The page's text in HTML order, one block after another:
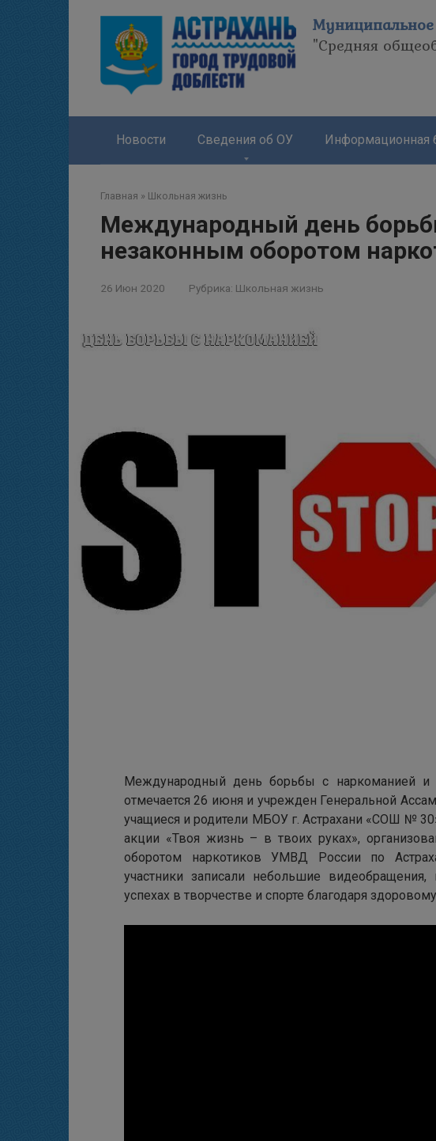
Муниципальное
"Средняя
Новости Сведения об ОУ Информационная
Главная » Школьная жизнь
Международный день
незаконным оборотом
26 Июн 2020 Рубрика: Школьная жизнь
Международный день борьбы с наркоманией и
отмечается 26 июня и учрежден Генеральной
учащиеся и родители МБОУ г. Астрахани «СОШ №
акции «Твоя жизнь – в твоих руках»,
оборотом наркотиков УМВД России по
участники записали небольшие
успехах в творчестве и спорте благодаря